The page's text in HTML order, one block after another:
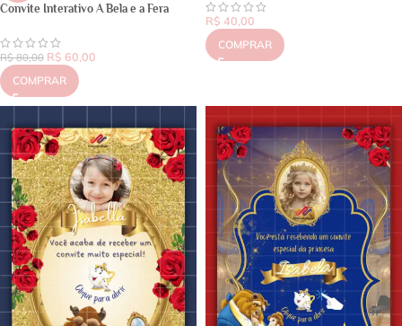
Convite Interativo A Bela e a Fera
R$80,00 R$ 60,00
COMPRAR
R$ 40,00
COMPRAR